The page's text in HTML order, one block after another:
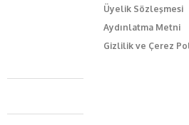
Üyelik Sözleşmesi
Aydınlatma Metni
Gizlilik ve Çerez
Caferağa Mah. Dr. Şakir Paşa
+90 543 345 46 00